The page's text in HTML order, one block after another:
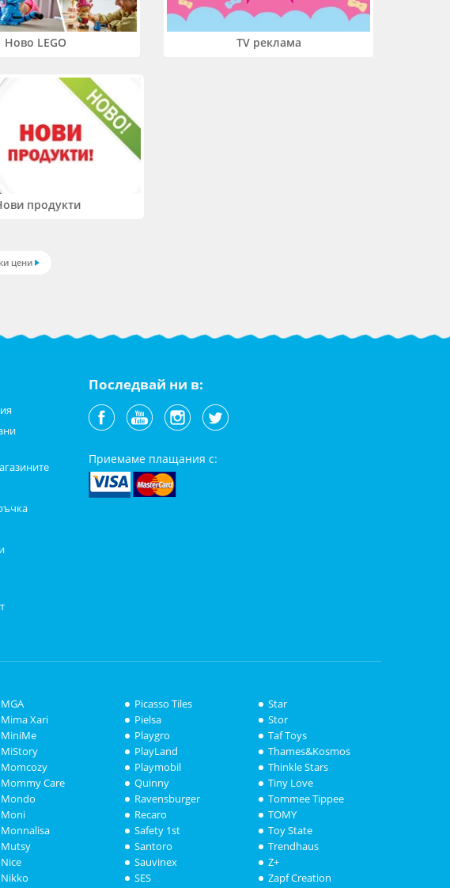
Ново LEGO TV реклама
продукти
цени
Последвай ни в:
Приемаме плащания с:
MGA
Mima Xari
MiniMe
MiStory
Momcozy
Mommy Care
Mondo
Moni
Monnalisa
Mutsy
Nice
Nikko
Picasso Tiles
Pielsa
Playgro
PlayLand
Playmobil
Quinny
Ravensburger
Recaro
Safety 1st
Santoro
Sauvinex
SES
Star
Stor
Taf Toys
Thames&Kosmos
Thinkle Stars
Tiny Love
Tommee Tippee
TOMY
Toy State
Trendhaus
Z+
Zapf Creation